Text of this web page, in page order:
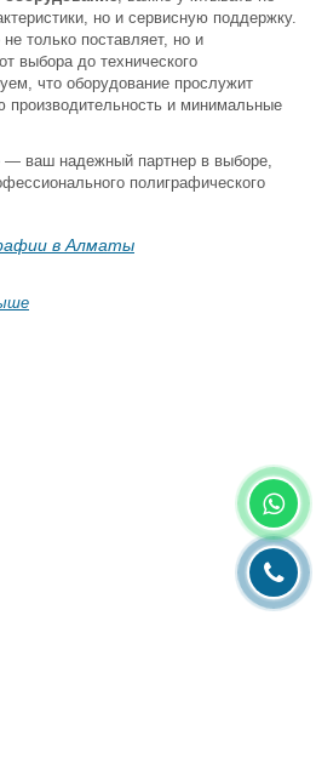
но и сервисную поддержку.
не только поставляет, но и
выбора до технического
что оборудование прослужит
производительность и минимальные
— ваш надежный партнер в выборе,
полиграфического
в Алматы